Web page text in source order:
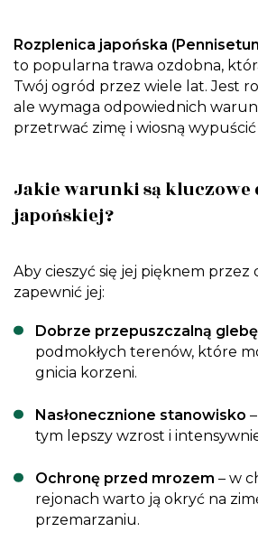
Rozplenica japońska
to popularna trawa ozdobna,
Twój ogród przez wiele lat. Jest
ale wymaga odpowiednich
przetrwać zimę i wiosną
Jakie warunki są
japońskiej?
Aby cieszyć się jej pięknem przez
zapewnić jej:
Dobrze przepuszczalną glebę
podmokłych terenów, które
gnicia korzeni.
Nasłonecznione stanowisko
tym lepszy wzrost i
Ochronę przed mrozem – w
rejonach warto ją okryć na
przemarzaniu.